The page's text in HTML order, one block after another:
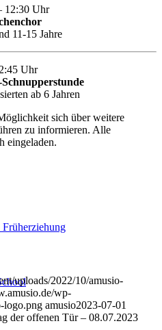
12:30 Uhr
11-15 Jahre
Uhr
ab 6 Jahren
sich über weitere
zu informieren. Alle
eingeladen.
uploads/2022/10/amusio-
wp-
logo.png amusio2023-07-01
der offenen Tür – 08.07.2023